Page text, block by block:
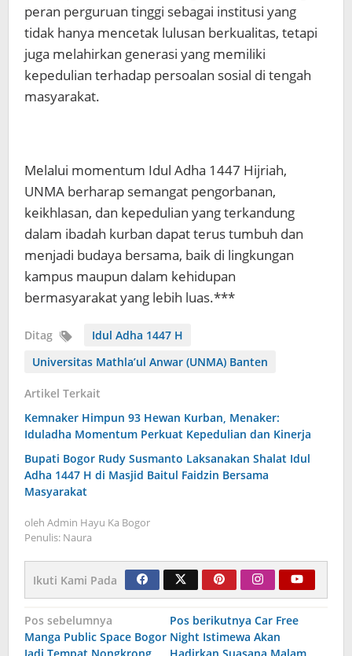
peran perguruan tinggi sebagai institusi yang
tidak hanya mencetak lulusan berkualitas, tetapi
juga melahirkan generasi yang memiliki
kepedulian terhadap persoalan sosial di tengah
masyarakat.
Melalui momentum Idul Adha 1447 Hijriah,
UNMA berharap semangat pengorbanan,
keikhlasan, dan kepedulian yang terkandung
dalam ibadah kurban dapat terus tumbuh dan
menjadi budaya bersama, baik di lingkungan
kampus maupun dalam kehidupan
bermasyarakat yang lebih luas.***
Ditag
Idul Adha 1447 H
Universitas Mathla’ul Anwar (UNMA) Banten
Artikel Terkait
Kemnaker Himpun 93 Hewan Kurban, Menaker:
Iduladha Momentum Perkuat Kepedulian dan Kinerja
Bupati Bogor Rudy Susmanto Laksanakan Shalat Idul
Adha 1447 H di Masjid Baitul Faidzin Bersama
Masyarakat
oleh Admin Hayu Ka Bogor
Penulis: Naura
Ikuti Kami Pada
Navigasi
pos
Pos sebelumnya
Manga Public Space Bogor
Pos berikutnya Car Free
Night Istimewa Akan